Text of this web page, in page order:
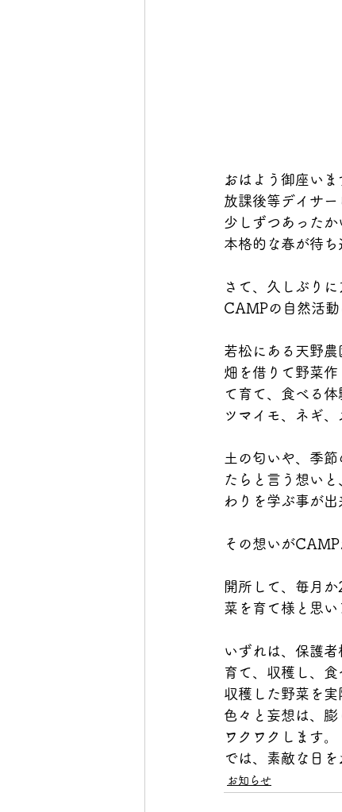
おはよう御座いま
放課後等デイサー
少しずつあったか
本格的な春が待ち
さて、久しぶり
CAMPの自然活動
若松にある天野農
畑を借りて野菜
て育て、食べる
ツマイモ、ネギ、
土の匂いや、季
たらと言う想い
わりを学ぶ事が出
その想いが
開所して、毎月
菜を育て様と思い
いずれは、保護者
育て、収穫し、食
収穫した野菜を実
色々と妄想は、膨
ワクワクします。
では、素敵な日を
お知らせ